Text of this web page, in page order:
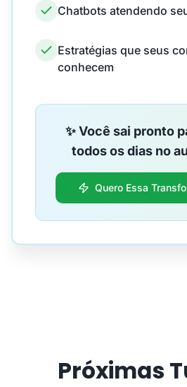
Chatbots atendendo
Estratégias que seus
conhecem
✨ Você sai pronto
todos os dias no
Quero Essa
Próximas